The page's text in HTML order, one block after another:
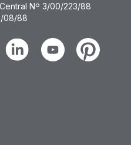
Nº 3/00/223/88
08/88
LinkedinYoutubePinterest